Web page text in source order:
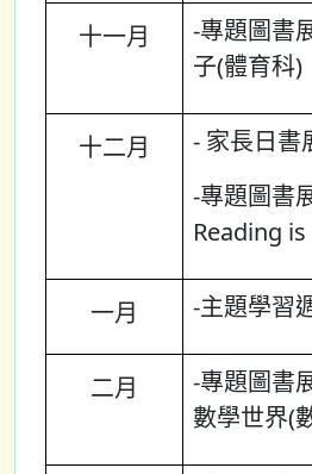
十一月
-專題圖書
子(體育科)
十二月
- 家長日書
-專題圖書
Reading is
一月 -主題學習
二月
-專題圖書
數學世界(